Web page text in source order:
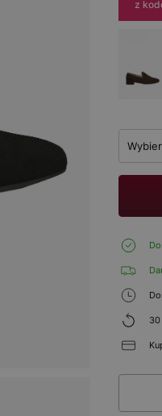
z